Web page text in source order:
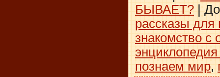
БЫВАЕТ? |
рассказы для
знакомство
познаем мир,